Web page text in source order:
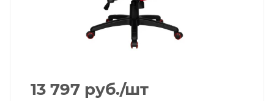
13 797 руб./шт